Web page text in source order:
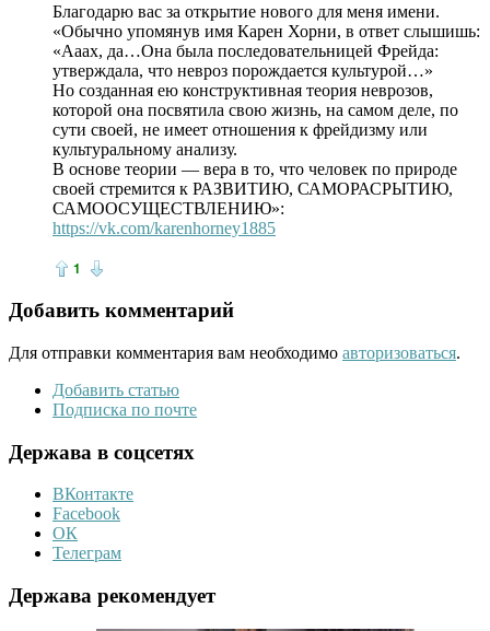
Благодарю вас за открытие нового для меня имени.
«Обычно упомянув имя Карен Хорни, в ответ слышишь:
«Ааах, да…Она была последовательницей Фрейда:
утверждала, что невроз порождается культурой…»
Но созданная ею конструктивная теория неврозов,
которой она посвятила свою жизнь, на самом деле, по
сути своей, не имеет отношения к фрейдизму или
культуральному анализу.
В основе теории — вера в то, что человек по природе
своей стремится к РАЗВИТИЮ, САМОРАСРЫТИЮ,
САМООСУЩЕСТВЛЕНИЮ»:
https://vk.com/karenhorney1885
1
Добавить комментарий
Для отправки комментария вам необходимо авторизоваться.
Добавить статью
Подписка по почте
Держава в соцсетях
ВКонтакте
Facebook
ОК
Телеграм
Держава рекомендует